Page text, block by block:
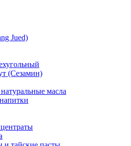
Jued)
(Сезамин)
масла